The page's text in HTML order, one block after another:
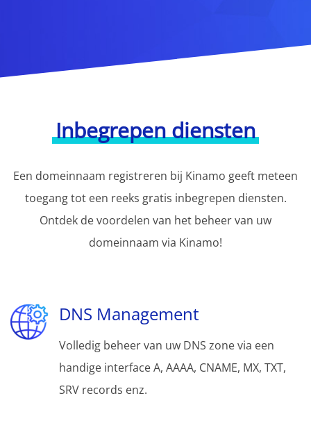
Inbegrepen diensten
Een domeinnaam registreren bij Kinamo geeft meteen
toegang tot een reeks gratis inbegrepen diensten.
Ontdek de voordelen van het beheer van uw
domeinnaam via Kinamo!
DNS Management
Volledig beheer van uw DNS zone via een
handige interface A, AAAA, CNAME, MX, TXT,
SRV records enz.